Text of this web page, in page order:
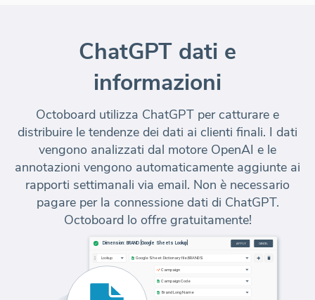
ChatGPT dati e
informazioni
Octoboard utilizza ChatGPT per catturare e
distribuire le tendenze dei dati ai clienti finali. I dati
vengono analizzati dal motore OpenAI e le
annotazioni vengono automaticamente aggiunte ai
rapporti settimanali via email. Non è necessario
pagare per la connessione dati di ChatGPT.
Octoboard lo offre gratuitamente!